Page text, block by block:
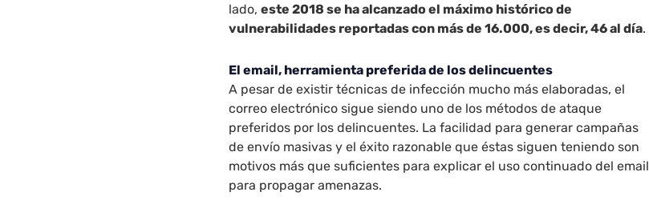
lado,este 2018 se ha alcanzado el máximo histórico de
vulnerabilidades reportadas con más de 16.000, es decir, 46 al día.
El email, herramienta preferida de los delincuentes
A pesar de existir técnicas de infección mucho más elaboradas, el
correo electrónico sigue siendo uno de los métodos de ataque
preferidos por los delincuentes. La facilidad para generar campañas
de envío masivas y el éxito razonable que éstas siguen teniendo son
motivos más que suficientes para explicar el uso continuado del email
para propagar amenazas.